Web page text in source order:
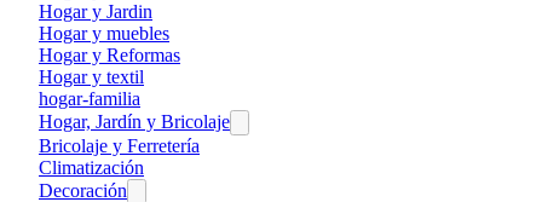
Hogar y Jardin
Hogar y muebles
Hogar y Reformas
Hogar y textil
hogar-familia
Hogar, Jardín y Bricolaje
Bricolaje y Ferretería
Climatización
Decoración